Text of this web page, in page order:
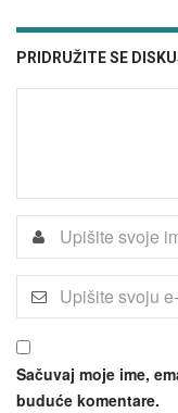
PRIDRUŽITE SE
Sačuvaj moje ime,
buduće komentare.